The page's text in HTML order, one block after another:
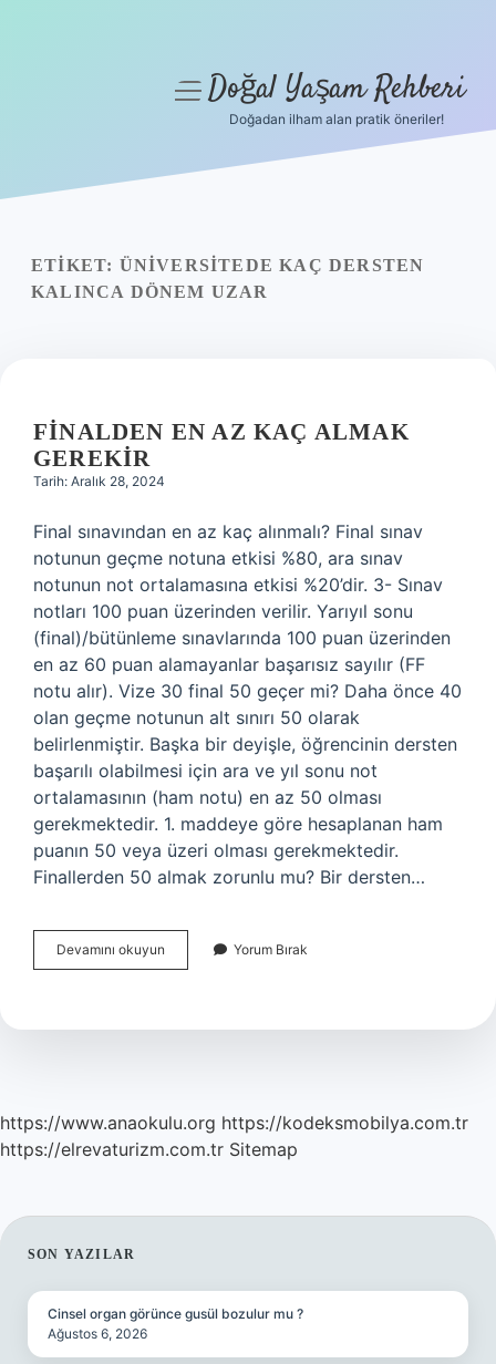
Yasal Uyarı
menüyüDoğal Yaşam Rehberi
Doğadan ilham alan pratik öneriler!
ETIKET: ÜNIVERSITEDE KAÇ DERSTEN
KALINCA DÖNEM UZAR
FINALDEN EN AZ KAÇ ALMAK
GEREKIR
Tarih: Aralık 28, 2024
Final sınavından en az kaç alınmalı? Final sınav
notunun geçme notuna etkisi %80, ara sınav
notunun not ortalamasına etkisi %20’dir. 3- Sınav
notları 100 puan üzerinden verilir. Yarıyıl sonu
(final)/bütünleme sınavlarında 100 puan üzerinden
en az 60 puan alamayanlar başarısız sayılır (FF
notu alır). Vize 30 final 50 geçer mi? Daha önce 40
olan geçme notunun alt sınırı 50 olarak
belirlenmiştir. Başka bir deyişle, öğrencinin dersten
başarılı olabilmesi için ara ve yıl sonu not
ortalamasının (ham notu) en az 50 olması
gerekmektedir. 1. maddeye göre hesaplanan ham
puanın 50 veya üzeri olması gerekmektedir.
Finallerden 50 almak zorunlu mu? Bir dersten…
Devamını okuyun Finalden
En
Almak
Yorum Bırak
https://www.anaokulu.org https://kodeksmobilya.com.tr
https://elrevaturizm.com.tr Sitemap
SIDEBAR
SON YAZILAR
Cinsel organ görünce gusül bozulur mu ?
Ağustos 6, 2026